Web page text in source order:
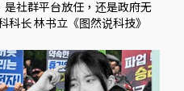
社群平台放任，还是政府无
长 林书立《图然说科技》